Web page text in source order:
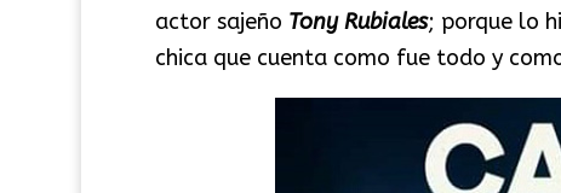
actor sajeño Tony Rubiales; porque lo
chica que cuenta como fue todo y